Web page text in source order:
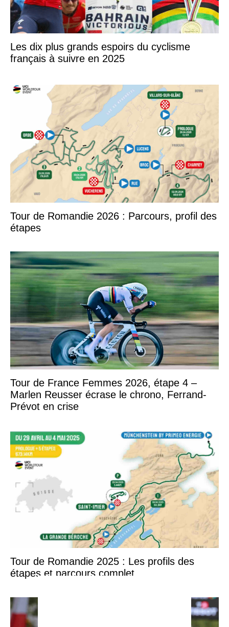
Les dix plus grands espoirs du cyclisme
français à suivre en 2025
Tour de Romandie 2026 : Parcours, profil des
étapes
Tour de France Femmes 2026, étape 4 –
Marlen Reusser écrase le chrono, Ferrand-
Prévot en crise
Tour de Romandie 2025 : Les profils des
étapes et parcours complet